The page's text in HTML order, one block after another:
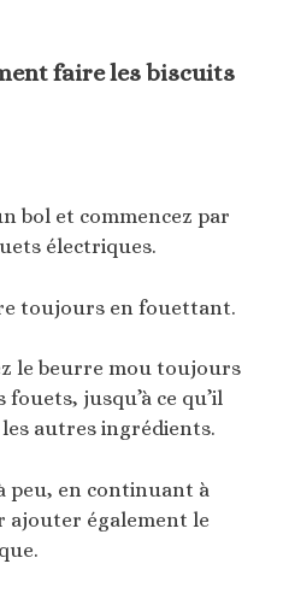
faire les biscuits
bol et commencez par
électriques.
toujours en fouettant.
le beurre mou toujours
jusqu’à ce qu’il
autres ingrédients.
peu, en continuant à
ajouter également le